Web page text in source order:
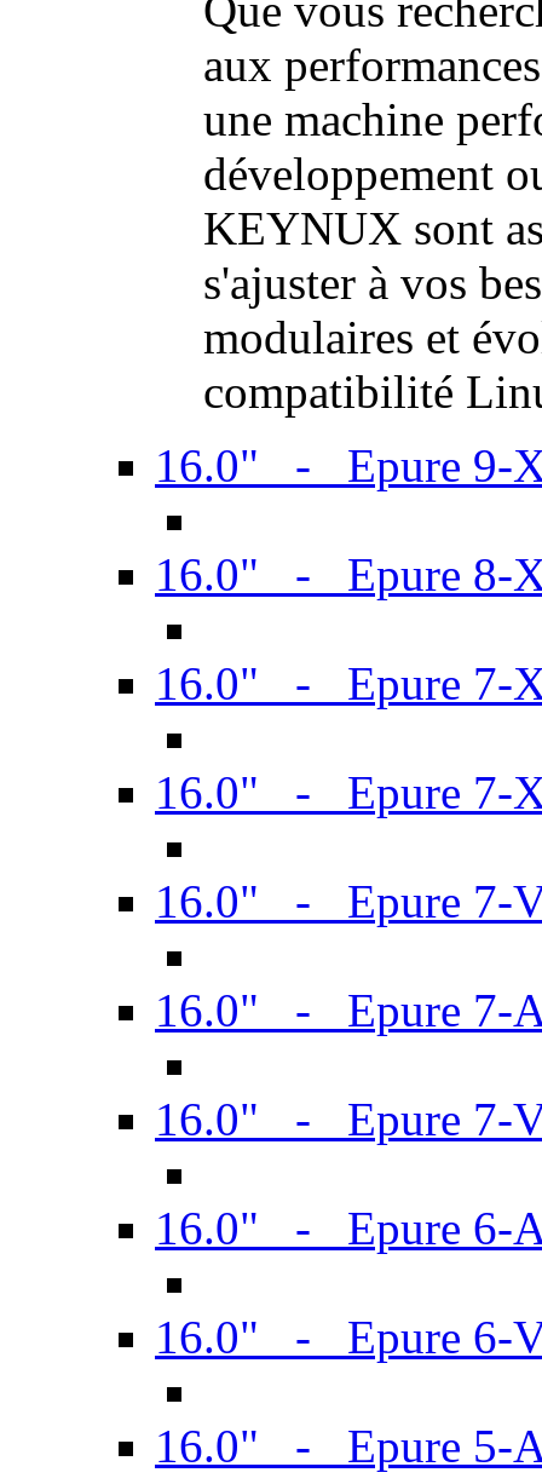
aux
une machine
développement
KEYNUX sont
s'ajuster à vos
modulaires et
compatibilité
16.0" - Epure 9-
16.0" - Epure 8-
16.0" - Epure 7-
16.0" - Epure 7-
16.0" - Epure 7-
16.0" - Epure 7-
16.0" - Epure 7-
16.0" - Epure 6-
16.0" - Epure 6-
16.0" - Epure 5-